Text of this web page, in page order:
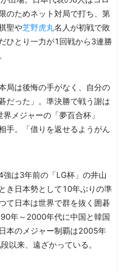
のためネット対局で打ち、第
聖や芝野虎丸名人が初戦で敗
ひとり一力が1回戦から3連勝
局は後悔の手がなく、自分の
だった」。準決勝で戦う謝は
メジャーの「夢百合杯」
手。「借りを返せるようがん
強は3年前の「LG杯」の井山
き日本勢として10年ぶりの準
て日本は世界で群を抜く囲碁
年～2000年代に中国と韓国
本のメジャー制覇は2005年
以来、遠ざかっている。